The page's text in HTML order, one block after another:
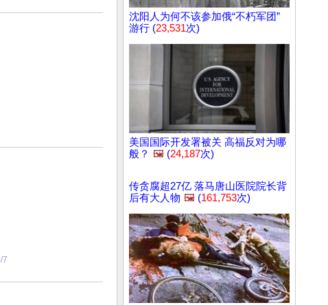
7
沈阳人为何不该参加俄“不朽军团”
游行 (23,531次)
美国国际开发署被关 高福反对为哪
般？ 🖼️ (24,187次)
传贪腐超27亿 落马唐山医院院长背
后有大人物 🖼️ (161,753次)